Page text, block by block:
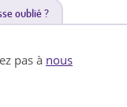
oublié ?
pas à nous